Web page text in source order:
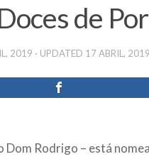
de
2019 · UPDATED 17 ABRIL, 2019
Dom Rodrigo – está